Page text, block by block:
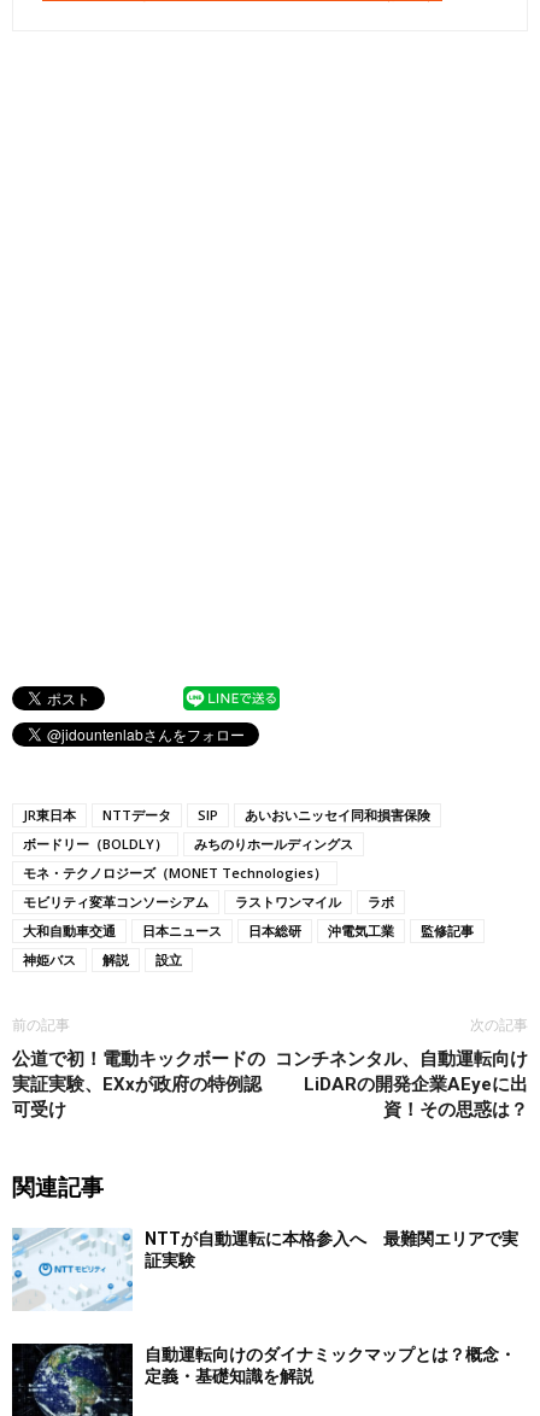
JR東日本 NTTデータ SIP
あいおいニッセイ同和損害保険
ボードリー（BOLDLY）
みちのりホールディングス
モネ・テクノロジーズ（MONET Technologies）
モビリティ変革コンソーシアム
ラストワンマイル
ラボ
大和自動車交通
日本ニュース 日本総研 沖電気工業
監修記事
神姫バス
解説 設立
前の記事
公道で初！電動キックボードの
実証実験、EXxが政府の特例認
可受け
次の記事
コンチネンタル、自動運転向け
LiDARの開発企業AEyeに出
資！その思惑は？
関連記事
NTTが自動運転に本格参入へ 最難関エリアで実
証実験
自動運転向けのダイナミックマップとは？概念・
定義・基礎知識を解説